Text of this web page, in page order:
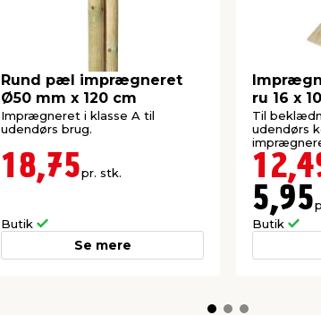
Rund pæl imprægneret
Ø50 mm x 120 cm
Imprægneret i klasse A til
udendørs brug.
18,75pr. stk.
Butik
Se mere
ru 16 x
Til
udendørs
5,95
Butik